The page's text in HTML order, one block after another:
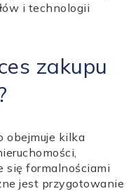
i technologii
zakupu
obejmuje kilka
się formalnościami
jest przygotowanie